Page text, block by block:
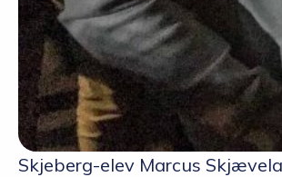
Skjeberg-elev Marcus